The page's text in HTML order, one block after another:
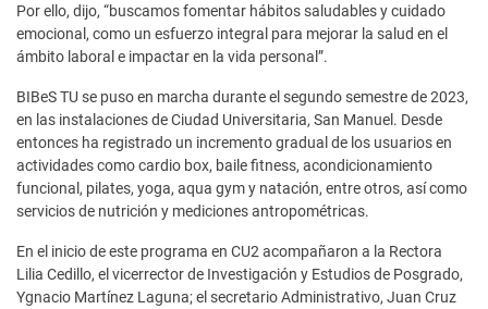
Por ello, dijo, “buscamos fomentar hábitos saludables y cuidado
emocional, como un esfuerzo integral para mejorar la salud en el
ámbito laboral e impactar en la vida personal”.
BIBeS TU se puso en marcha durante el segundo semestre de 2023,
en las instalaciones de Ciudad Universitaria, San Manuel. Desde
entonces ha registrado un incremento gradual de los usuarios en
actividades como cardio box, baile fitness, acondicionamiento
funcional, pilates, yoga, aqua gym y natación, entre otros, así como
servicios de nutrición y mediciones antropométricas.
En el inicio de este programa en CU2 acompañaron a la Rectora
Lilia Cedillo, el vicerrector de Investigación y Estudios de Posgrado,
Ygnacio Martínez Laguna; el secretario Administrativo, Juan Cruz